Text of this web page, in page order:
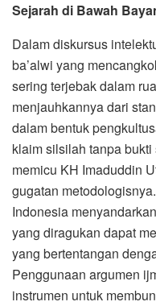
Sejarah di Bawah
Dalam diskursus
ba’alwi yang
sering terjebak dalam
menjauhkannya dari
dalam bentuk
klaim silsilah tanpa
memicu KH Imaduddin
gugatan
Indonesia
yang diragukan dapat
yang bertentangan
Penggunaan argumen
instrumen untuk